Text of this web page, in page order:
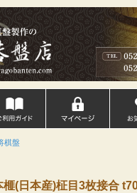
棋盤
(日本産)柾目3枚接合